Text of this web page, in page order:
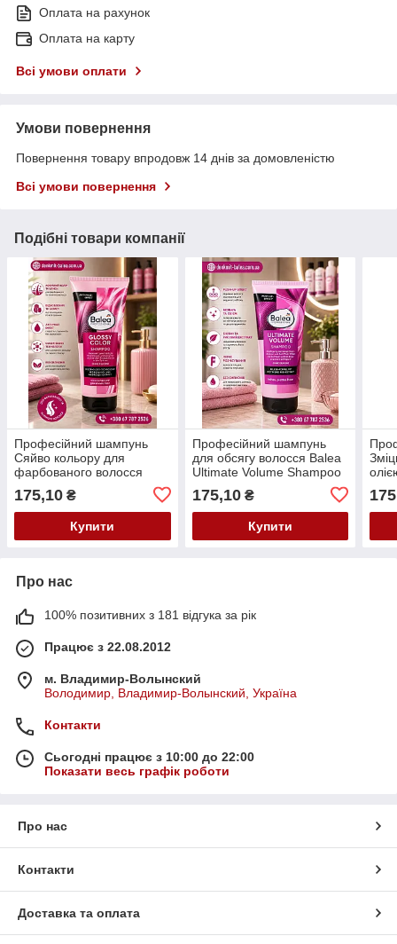
Оплата на рахунок
Оплата на карту
Всі умови оплати
Умови повернення
Повернення товару впродовж 14 днів за домовленістю
Всі умови повернення
Подібні товари компанії
Професійний шампунь
Сяйво кольору для
фарбованого волосся
Balea Professional Color-
Schutz Shampoo 250 мл
175,10 ₴
Купити
Професійний шампунь
для обсягу волосся Balea
Ultimate Volume Shampoo
175,10₴
Купити
Про нас
100% позитивних з 181 відгука за рік
Працює з 22.08.2012
м. Владимир-Волынский
Володимир, Владимир-Волынский, Україна
Контакти
Сьогодні працює з 10:00 до 22:00
Показати весь графік роботи
Про нас
Контакти
Доставка та оплата